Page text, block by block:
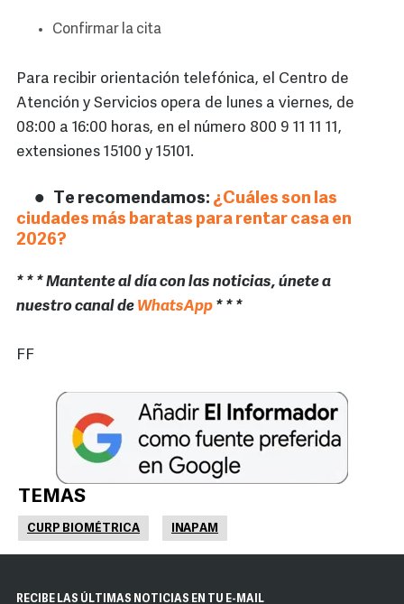
Confirmar la cita
Para recibir orientación telefónica, el Centro de
Atención y Servicios opera de lunes a viernes, de
08:00 a 16:00 horas, en el número 800 9 11 11 11,
extensiones 15100 y 15101.
Te recomendamos: ¿Cuáles son las
ciudades más baratas para rentar casa en
2026?
* * * Mantente al día con las noticias, únete a
nuestro canal de WhatsApp * * *
FF
TEMAS
CURP BIOMÉTRICA INAPAM
RECIBE LAS ÚLTIMAS NOTICIAS EN TU E-MAIL